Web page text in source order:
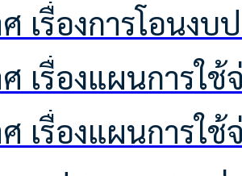
ศ เรื่องการโอน
ศ เรื่องแผนการ
ศ เรื่องแผนการ